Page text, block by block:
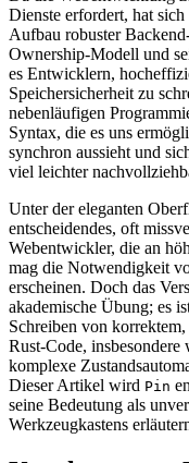
Dienste erfordert, hat
Aufbau robuster
Ownership-Modell und
es Entwicklern,
Speichersicherheit zu
nebenläufigen
Syntax, die es uns
synchron aussieht und
viel leichter
Unter der eleganten
entscheidendes, oft
Webentwickler, die an
mag die Notwendigkeit
erscheinen. Doch das
akademische Übung; es
Schreiben von
Rust-Code, insbesondere
komplexe
Dieser Artikel wird Pin
seine Bedeutung als
Werkzeugkastens